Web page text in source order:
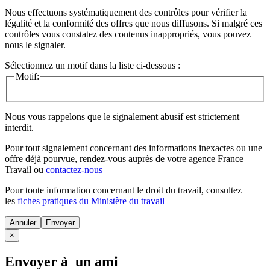
Nous effectuons systématiquement des contrôles pour vérifier la
légalité et la conformité des offres que nous diffusons. Si malgré ces
contrôles vous constatez des contenus inappropriés, vous pouvez
nous le signaler.
Sélectionnez un motif dans la liste ci-dessous :
Motif:
Nous vous rappelons que le signalement abusif est strictement
interdit.
Pour tout signalement concernant des informations inexactes ou une
offre déjà pourvue, rendez-vous auprès de votre agence France
Travail ou contactez-nous
Pour toute information concernant le droit du travail, consultez
les fiches pratiques du Ministère du travail
Annuler
×
Envoyer à un ami